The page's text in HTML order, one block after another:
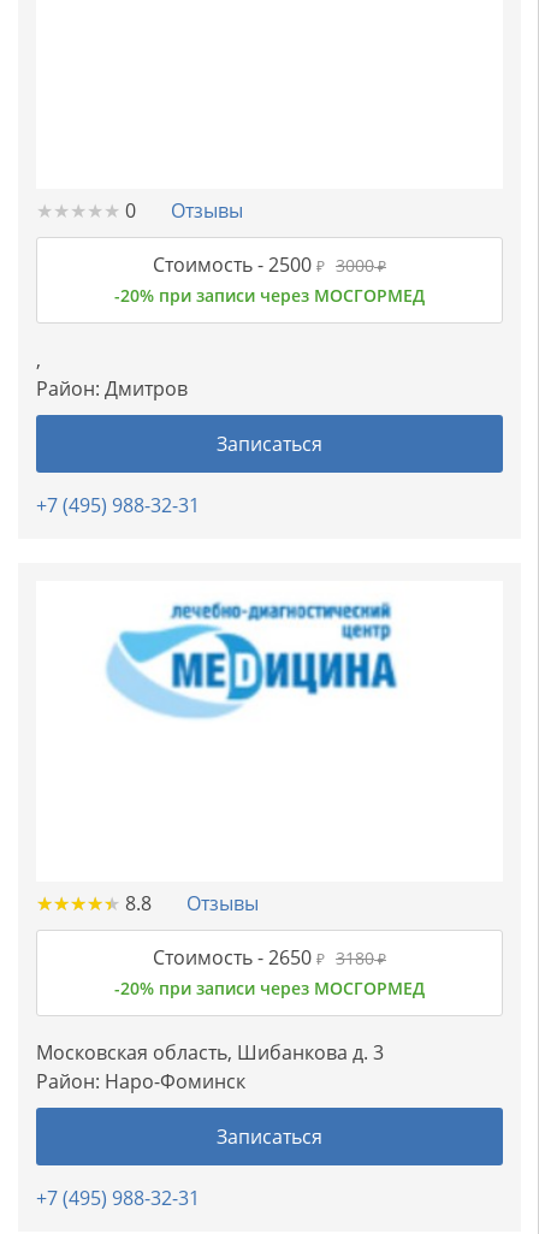
★★★★★
★★★★★ 0 Отзывы
Стоимость -2500 ₽ 3000₽
-20% при записи через МОСГОРМЕД
,
Район: Дмитров
Записаться
+7 (495) 988-32-31
★★★★★
★★★★★ 8.8 Отзывы
Стоимость -2650 ₽ 3180₽
-20% при записи через МОСГОРМЕД
Московская область, Шибанкова д. 3
Район: Наро-Фоминск
Записаться
+7 (495) 988-32-31